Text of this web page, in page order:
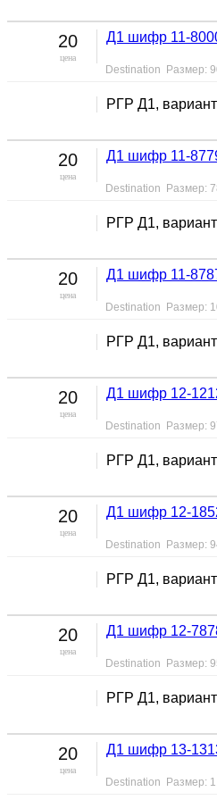
20
цена
Д1 шифр 11-
Destination Размер:
РГР Д1,
20
цена
Д1 шифр 11-
Destination Размер:
РГР Д1,
20
цена
Д1 шифр 11-
Destination Размер:
РГР Д1,
20
цена
Д1 шифр 12-
Destination Размер:
РГР Д1,
20
цена
Д1 шифр 12-
Destination Размер:
РГР Д1,
20
цена
Д1 шифр 12-
Destination Размер:
РГР Д1,
20
цена
Д1 шифр 13-
Destination Размер: